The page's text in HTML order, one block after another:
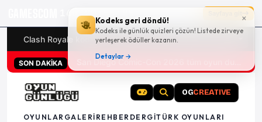
×
Kodeks geri döndü!
Kodeks ile günlük quizleri çözün! Listede zirveye
yerleşerek ödüller kazanın.
Detaylar →
16g 20:55:04
Clash Royale kodları Türk oyunları (PC ve konsollar) -
SON DAKİKA
OGCREATIVE
OYUNLAR GALERI REHBER DERGITÜRK OYUNLARI